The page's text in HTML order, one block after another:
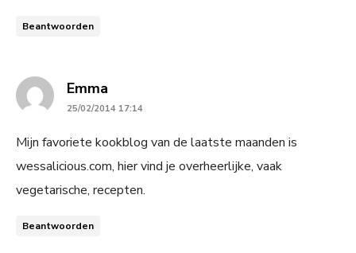
Beantwoorden
Emma
25/02/2014 17:14
Mijn favoriete kookblog van de laatste maanden is
wessalicious.com, hier vind je overheerlijke, vaak
vegetarische, recepten.
Beantwoorden